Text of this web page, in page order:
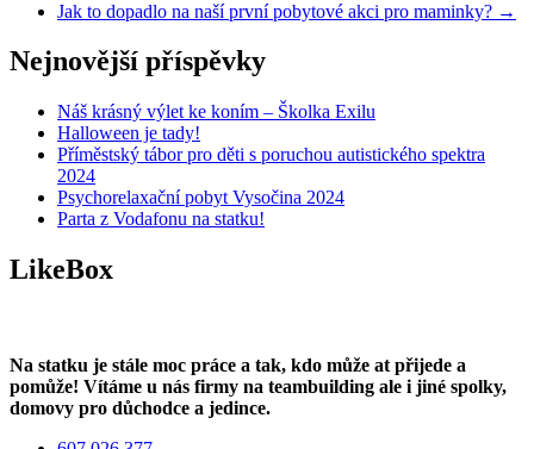
Jak to dopadlo na naší první pobytové akci pro maminky? →
Nejnovější příspěvky
Náš krásný výlet ke koním – Školka Exilu
Halloween je tady!
Příměstský tábor pro děti s poruchou autistického spektra
2024
Psychorelaxační pobyt Vysočina 2024
Parta z Vodafonu na statku!
LikeBox
Na statku je stále moc práce a tak, kdo může at přijede a
pomůže! Vítáme u nás firmy na teambuilding ale i jiné spolky,
domovy pro důchodce a jedince.